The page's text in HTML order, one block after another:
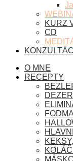
KURZ
CD
O MNE
RECEPTY